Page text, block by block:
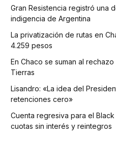
Gran Resistencia registró una
indigencia de Argentina
La privatización de rutas en
4.259 pesos
En Chaco se suman al
Tierras
Lisandro: «La idea del
retenciones cero»
Cuenta regresiva para el
cuotas sin interés y reintegros